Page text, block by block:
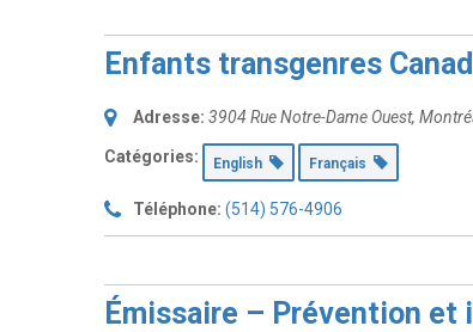
Enfants transgenres
Adresse: 3904 Rue Notre-Dame Ouest,
Catégories: English Français
Téléphone: (514) 576-4906
Émissaire – Prévention et